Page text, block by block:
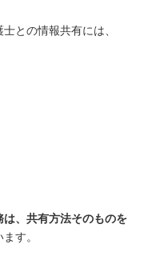
との情報共有には、
は、共有方法そのものを
す。